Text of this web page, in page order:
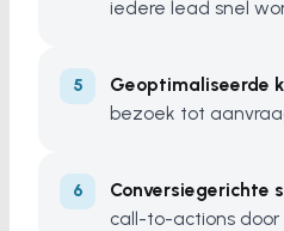
iedere lead snel
Geoptimaliseerde
bezoek tot
Conversiegerichte
call-to-actions